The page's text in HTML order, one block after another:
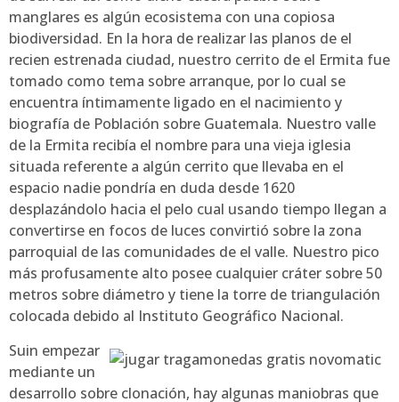
manglares es algún ecosistema con una copiosa
biodiversidad. En la hora de realizar las planos de el
recien estrenada ciudad, nuestro cerrito de el Ermita fue
tomado como tema sobre arranque, por lo cual se
encuentra íntimamente ligado en el nacimiento y
biografía de Población sobre Guatemala. Nuestro valle
de la Ermita recibía el nombre para una vieja iglesia
situada referente a algún cerrito que llevaba en el
espacio nadie pondrí­a en duda desde 1620
desplazándolo hacia el pelo cual usando tiempo llegan a
convertirse en focos de luces convirtió sobre la zona
parroquial de las comunidades de el valle. Nuestro pico
más profusamente alto posee cualquier cráter sobre 50
metros sobre diámetro y tiene la torre de triangulación
colocada debido al Instituto Geográfico Nacional.
Suin empezar
mediante un
desarrollo sobre clonación, hay algunas maniobras que